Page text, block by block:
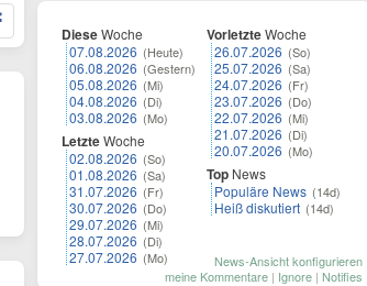
DieseWoche
07.08.2026 (Heute)
06.08.2026 (Gestern)
05.08.2026 (Mi)
04.08.2026 (Di)
03.08.2026 (Mo)
LetzteWoche
02.08.2026 (So)
01.08.2026 (Sa)
31.07.2026 (Fr)
30.07.2026 (Do)
29.07.2026 (Mi)
28.07.2026 (Di)
27.07.2026 (Mo)
VorletzteWoche
26.07.2026 (So)
25.07.2026 (Sa)
24.07.2026 (Fr)
23.07.2026 (Do)
22.07.2026 (Mi)
21.07.2026 (Di)
20.07.2026 (Mo)
Top News
Populäre News (14d)
Heiß diskutiert (14d)
News-Ansicht konfigurieren
meine Kommentare | Ignore | Notifies